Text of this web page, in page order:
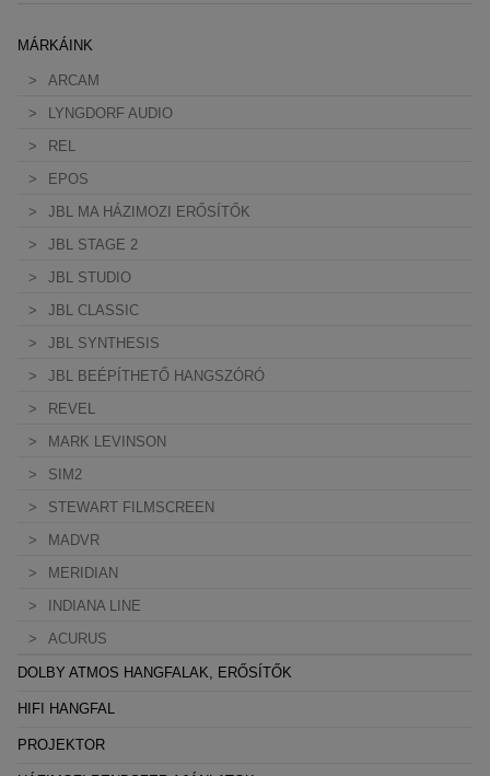
MÁRKÁINK
ARCAM
LYNGDORF AUDIO
REL
EPOS
JBL MA HÁZIMOZI ERŐSÍTŐK
JBL STAGE 2
JBL STUDIO
JBL CLASSIC
JBL SYNTHESIS
JBL BEÉPÍTHETŐ HANGSZÓRÓ
REVEL
MARK LEVINSON
SIM2
STEWART FILMSCREEN
MADVR
MERIDIAN
INDIANA LINE
ACURUS
DOLBY ATMOS HANGFALAK, ERŐSÍTŐK
HIFI HANGFAL
PROJEKTOR